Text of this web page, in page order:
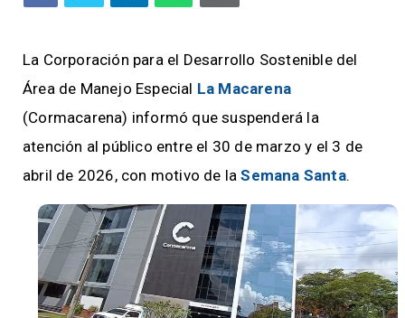
La Corporación para el Desarrollo Sostenible del
Área de Manejo Especial La Macarena
(Cormacarena) informó que suspenderá la
atención al público entre el 30 de marzo y el 3 de
abril de 2026, con motivo de laSemana Santa.